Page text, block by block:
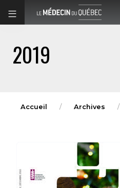
2019
Accueil Archives